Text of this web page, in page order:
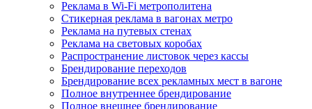
Реклама в Wi-Fi метрополитена
Стикерная реклама в вагонах метро
Реклама на путевых стенах
Реклама на световых коробах
Распространение листовок через кассы
Брендирование переходов
Брендирование всех рекламных мест в вагоне
Полное внутреннее брендирование
Полное внешнее брендирование